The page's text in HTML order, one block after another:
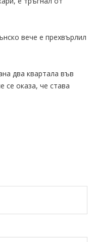
вече е прехвърлил
два квартала във
се оказа, че става